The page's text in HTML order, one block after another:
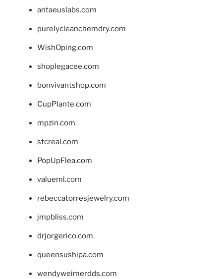
antaeuslabs.com
purelycleanchemdry.com
WishOping.com
shoplegacee.com
bonvivantshop.com
CupPlante.com
mpzin.com
stcreal.com
PopUpFlea.com
valueml.com
rebeccatorresjewelry.com
jmpbliss.com
drjorgerico.com
queensushipa.com
wendyweimerdds.com